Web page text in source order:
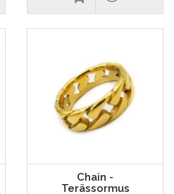
Chain -
Terässormus